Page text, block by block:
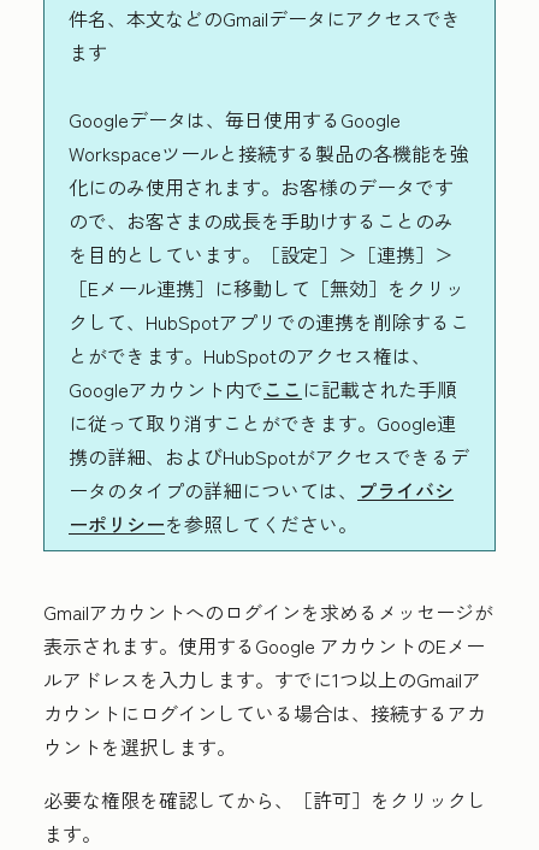
件名、本文などのGmailデータにアクセスでき
ます
Googleデータは、毎日使用するGoogle
Workspaceツールと接続する製品の各機能を強
化にのみ使用されます。お客様のデータです
ので、お客さまの成長を手助けすることのみ
を目的としています。［設定］＞［連携］＞
［Eメール連携］に移動して［無効］をクリッ
クして、HubSpotアプリでの連携を削除するこ
とができます。HubSpotのアクセス権は、
Googleアカウント内でここ に記載された手順
に従って取り消すことができます。Google連
携の詳細、およびHubSpotがアクセスできるデ
ータのタイプの詳細については、 プライバシ
ーポリシーを参照してください。
Gmailアカウントへのログインを求めるメッセージが
表示されます。使用するGoogle アカウントのEメー
ルアドレスを入力します。すでに1つ以上のGmailア
カウントにログインしている場合は、接続するアカ
ウントを選択します。
必要な権限を確認してから、
［許可］ をクリックし
ます。